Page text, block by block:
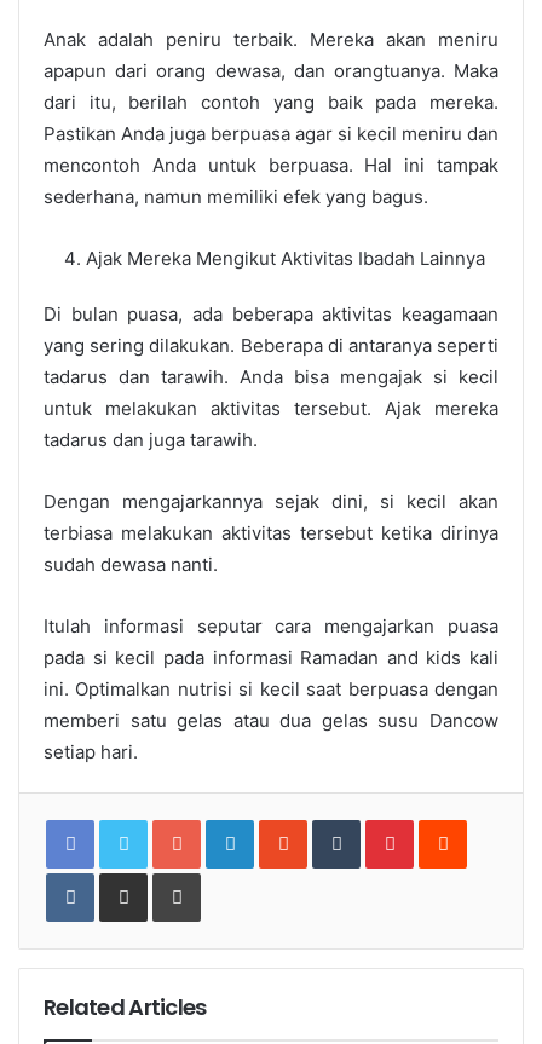
Anak adalah peniru terbaik. Mereka akan meniru
apapun dari orang dewasa, dan orangtuanya. Maka
dari itu, berilah contoh yang baik pada mereka.
Pastikan Anda juga berpuasa agar si kecil meniru dan
mencontoh Anda untuk berpuasa. Hal ini tampak
sederhana, namun memiliki efek yang bagus.
Ajak Mereka Mengikut Aktivitas Ibadah Lainnya
Di bulan puasa, ada beberapa aktivitas keagamaan
yang sering dilakukan. Beberapa di antaranya seperti
tadarus dan tarawih. Anda bisa mengajak si kecil
untuk melakukan aktivitas tersebut. Ajak mereka
tadarus dan juga tarawih.
Dengan mengajarkannya sejak dini, si kecil akan
terbiasa melakukan aktivitas tersebut ketika dirinya
sudah dewasa nanti.
Itulah informasi seputar cara mengajarkan puasa
pada si kecil pada informasi Ramadan and kids kali
ini. Optimalkan nutrisi si kecil saat berpuasa dengan
memberi satu gelas atau dua gelas susu Dancow
setiap hari.
Google+LinkedInStumbleUpon
TumblrPinterestReddit
VKontakteShare
Email
Print
Related Articles